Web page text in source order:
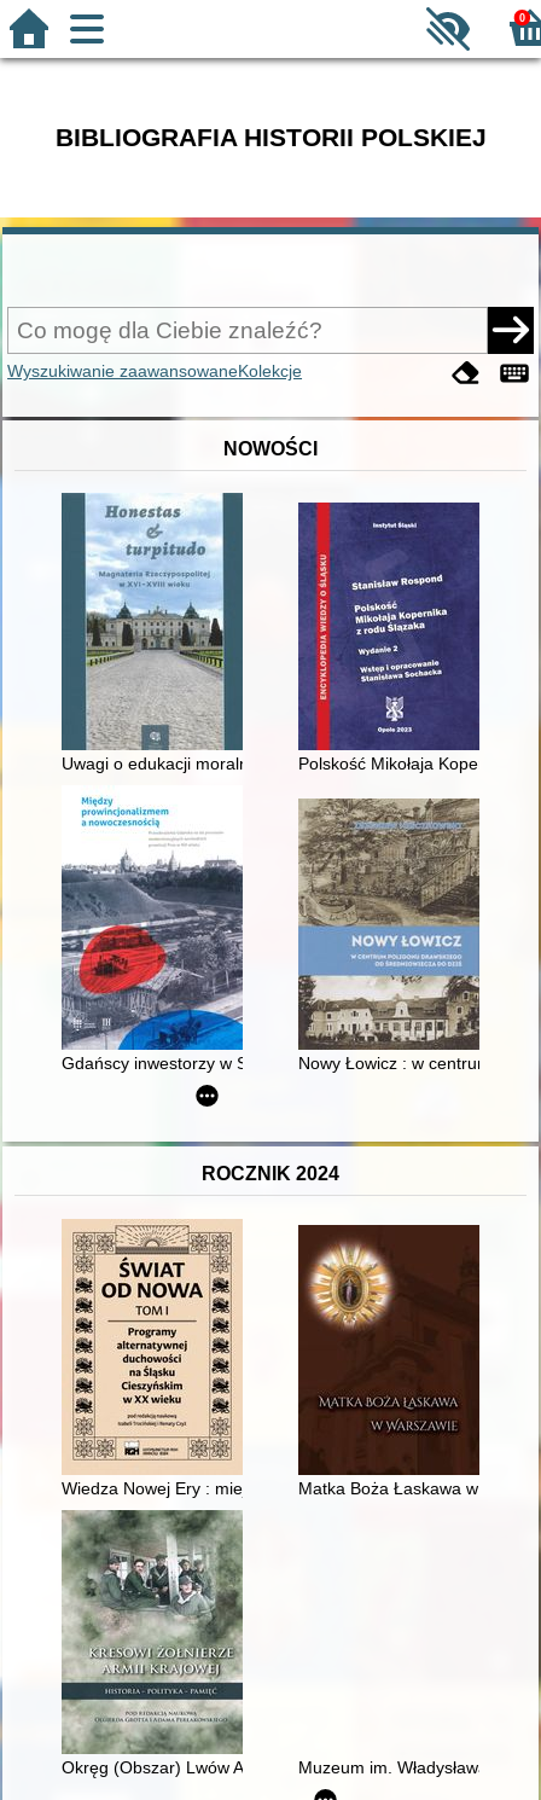
0
BIBLIOGRAFIA HISTORII POLSKIEJ
Wyszukiwanie zaawansowaneKolekcje
NOWOŚCI
Uwagi o edukacji moralnej synów szlacheckich w XVI-
Polskość Mikołaja Kopernika z
Gdańscy inwestorzy w Sopocie : prestiż finansowy i
Nowy Łowicz : w centrum
ROCZNIK 2024
Wiedza Nowej Ery : miejsce duchowości w projekcie świata
Matka Boża Łaskawa w
Okręg (Obszar) Lwów Armii KrajowejMuzeum im. Władysława